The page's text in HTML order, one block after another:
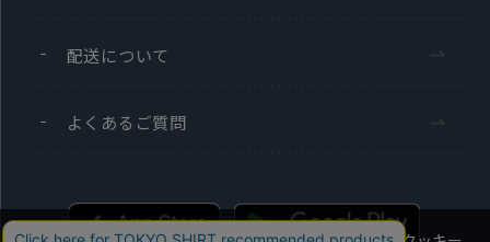
配送について
よくあるご質問